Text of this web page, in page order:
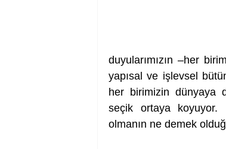
duyularımızın –her
yapısal ve işlevsel
her birimizin dünyaya
seçik ortaya koyuyor.
olmanın ne demek